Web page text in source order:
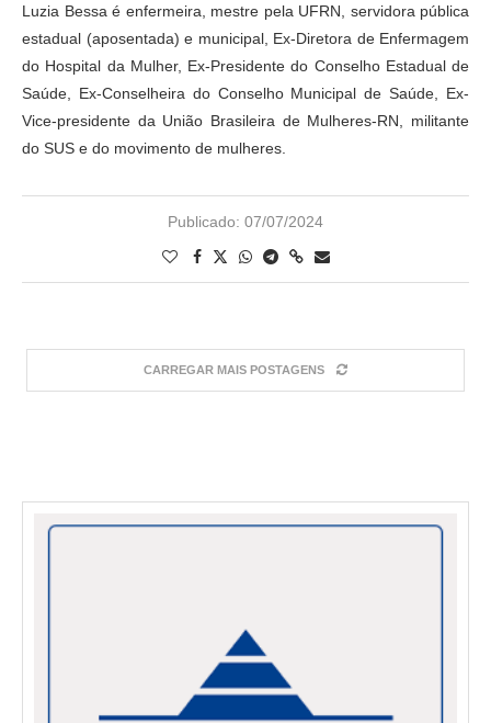
Luzia Bessa é enfermeira, mestre pela UFRN, servidora pública
estadual (aposentada) e municipal, Ex-Diretora de Enfermagem
do Hospital da Mulher, Ex-Presidente do Conselho Estadual de
Saúde, Ex-Conselheira do Conselho Municipal de Saúde, Ex-
Vice-presidente da União Brasileira de Mulheres-RN, militante
do SUS e do movimento de mulheres.
Publicado: 07/07/2024
CARREGAR MAIS POSTAGENS